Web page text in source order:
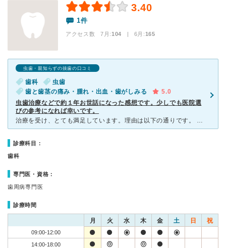
3.40
1件
アクセス数 7月:104 | 6月:165
虫歯・親知らずの抜歯の口コミ
歯科
虫歯
歯と歯茎の痛み・腫れ・出血・歯がしみる
5.0
虫歯治療などで約１年お世話になった感想です。少しでも医院選
びの参考になれば幸いです。
治療を受け、とても満足しています。理由は以下の通りです。 以前通っていた歯科医院では、治療した歯がすぐに駄目になり、虫歯が悪化しました。また、治療時の痛みも辛かったです。両親が入れ歯で苦しんでい
診療科目：
歯科
専門医・資格：
歯周病専門医
診療時間
月 火 水 木 金 土 日 祝
09:00-12:00
14:00-18:00